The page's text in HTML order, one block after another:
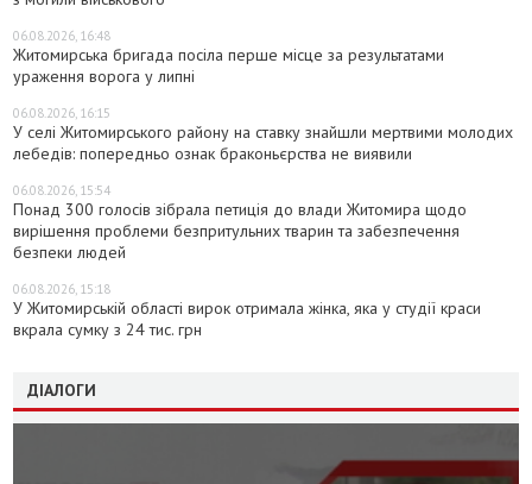
06.08.2026, 16:48
Житомирська бригада посіла перше місце за результатами
ураження ворога у липні
06.08.2026, 16:15
У селі Житомирського району на ставку знайшли мертвими молодих
лебедів: попередньо ознак браконьєрства не виявили
06.08.2026, 15:54
Понад 300 голосів зібрала петиція до влади Житомира щодо
вирішення проблеми безпритульних тварин та забезпечення
безпеки людей
06.08.2026, 15:18
У Житомирській області вирок отримала жінка, яка у студії краси
вкрала сумку з 24 тис. грн
ДІАЛОГИ